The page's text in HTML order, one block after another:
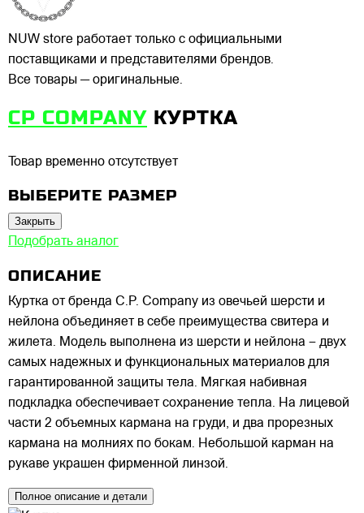
NUW store работает только с официальными
поставщиками и представителями брендов.
Все товары — оригинальные.
CP COMPANY КУРТКА
Товар временно отсутствует
ВЫБЕРИТЕ РАЗМЕР
Закрыть
Подобрать аналог
ОПИСАНИЕ
Куртка от бренда C.P. Company из овечьей шерсти и
нейлона объединяет в себе преимущества свитера и
жилета. Модель выполнена из шерсти и нейлона – двух
самых надежных и функциональных материалов для
гарантированной защиты тела. Мягкая набивная
подкладка обеспечивает сохранение тепла. На лицевой
части 2 объемных кармана на груди, и два прорезных
кармана на молниях по бокам. Небольшой карман на
рукаве украшен фирменной линзой.
Полное описание и детали